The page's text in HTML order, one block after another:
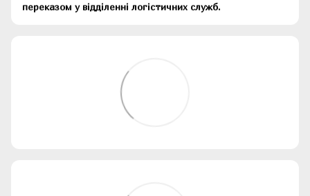
переказом у відділенні логістичних служб.